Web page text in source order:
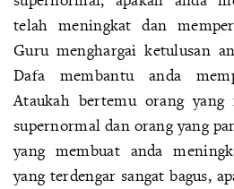
telah meningkat dan
Guru menghargai ketulusan
Dafa membantu anda
Ataukah bertemu orang
supernormal dan orang yang
yang membuat anda
yang terdengar sangat bagus,